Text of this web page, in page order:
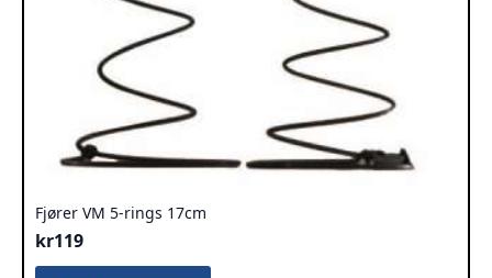
Fjører VM 5-rings 17cm
kr119